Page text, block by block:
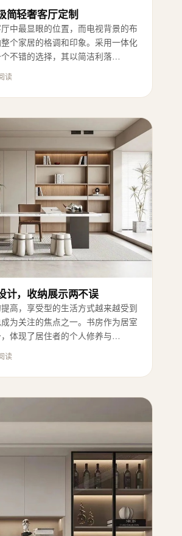
简轻奢客厅定制
中最显眼的位置，而电视背景的布
个家居的格调和印象。采用一体化
不错的选择，其以简洁利落…
读
计，收纳展示两不误
高，享受型的生活方式越来越受到
为关注的焦点之一。书房作为居室
体现了居住者的个人修养与…
读